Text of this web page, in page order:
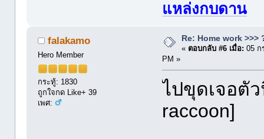
แหล่งกบดาน
falakamo
Hero Member
กระทู้: 1830
ถูกใจกด Like+ 39
เพศ:
Re: Home work >>>
« ตอบกลับ #6 เมื่อ: 05 ก
PM »
ไปขุดเจอตั
raccoon]